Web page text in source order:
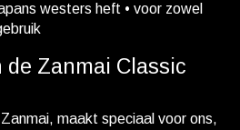
westers heft • voor zowel
de Zanmai Classic
maakt speciaal voor ons,